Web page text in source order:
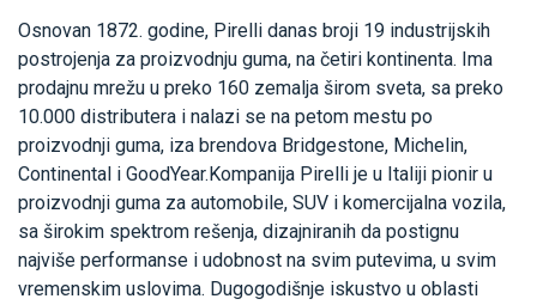
Osnovan 1872. godine, Pirelli danas broji 19 industrijskih
postrojenja za proizvodnju guma, na četiri kontinenta. Ima
prodajnu mrežu u preko 160 zemalja širom sveta, sa preko
10.000 distributera i nalazi se na petom mestu po
proizvodnji guma, iza brendova Bridgestone, Michelin,
Continental i GoodYear.Kompanija Pirelli je u Italiji pionir u
proizvodnji guma za automobile, SUV i komercijalna vozila,
sa širokim spektrom rešenja, dizajniranih da postignu
najviše performanse i udobnost na svim putevima, u svim
vremenskim uslovima. Dugogodišnje iskustvo u oblasti